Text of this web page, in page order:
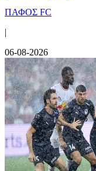
ΠΑΦΟΣ FC
|
06-08-2026